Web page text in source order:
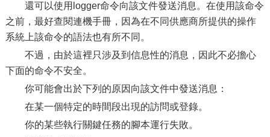
還可以使用logger命令向該文件發送消息。在使用該命令
之前，最好查閱連機手冊，因為在不同供應商所提供的操作
系統上該命令的語法也有所不同。
不過，由於這裡只涉及到信息性的消息，因此不必擔心
下面的命令不安全。
你可能會出於下列的原因向該文件中發送消息：
在某一個特定的時間段出現的訪問或登錄。
你的某些執行關鍵任務的腳本運行失敗。